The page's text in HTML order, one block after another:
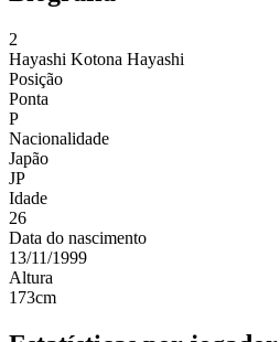
2
Hayashi Kotona Hayashi
Posição
Ponta
P
Nacionalidade
Japão
JP
Idade
26
Data do nascimento
13/11/1999
Altura
173cm